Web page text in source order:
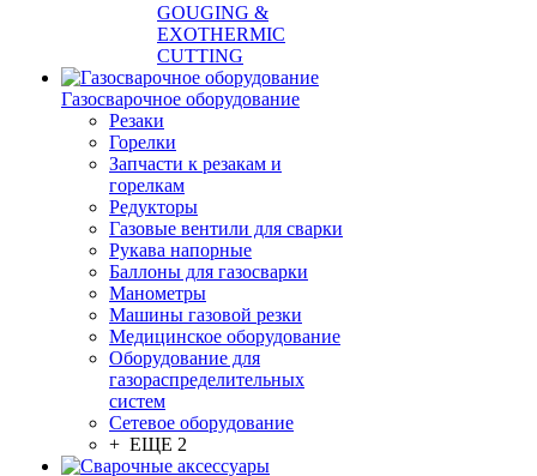
GOUGING &
EXOTHERMIC
CUTTING
Газосварочное оборудование
Резаки
Горелки
Запчасти к резакам и
горелкам
Редукторы
Газовые вентили для сварки
Рукава напорные
Баллоны для газосварки
Манометры
Машины газовой резки
Медицинское оборудование
Оборудование для
газораспределительных
систем
Сетевое оборудование
+ ЕЩЕ 2